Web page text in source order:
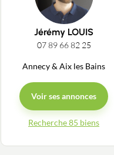
Jérémy LOUIS
07 89 66 82 25
Annecy & Aix les Bains
Voir ses annonces
Recherche 85 biens